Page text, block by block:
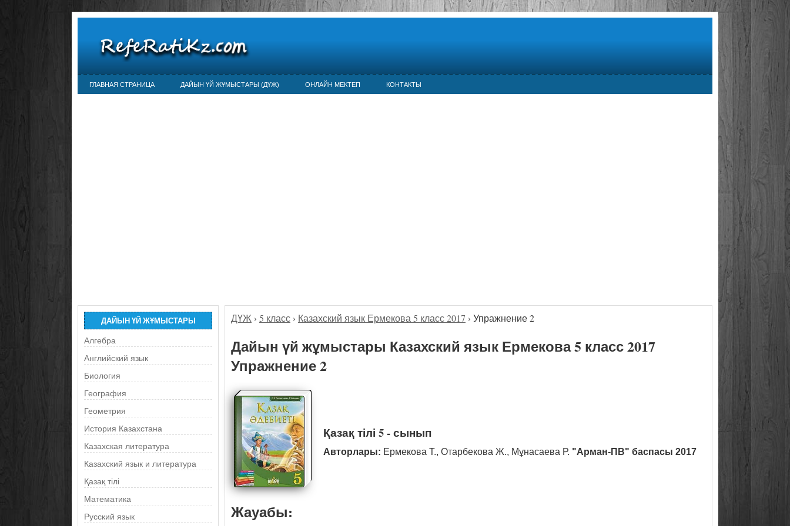
ГЛАВНАЯ СТРАНИЦА ДАЙЫН ҮЙ ЖҰМЫСТАРЫ (ДҮЖ) ОНЛАЙН МЕКТЕП КОНТАКТЫ
ДАЙЫН ҮЙ ЖҰМЫСТАРЫ
Алгебра
Английский язык
Биология
География
Геометрия
История Казахстана
Казахская литература
Казахский язык и литература
Қазақ тілі
Математика
Русский язык
ДҮЖ › 5 класс › Казахский язык Ермекова 5 класс 2017 › Упражнение 2
Дайын үй жұмыстары Казахский язык Ермекова 5 класс 2017
Упражнение 2
Қазақ тілі 5 - сынып
Авторлары: Ермекова Т., Отарбекова Ж., Мұнасаева Р. "Арман-ПВ" баспасы 2017
Жауабы: